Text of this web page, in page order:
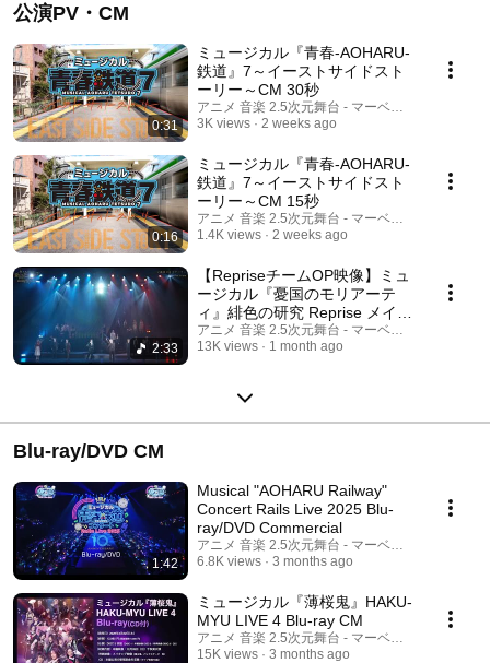
公演PV・CM
0:31
ミュージカル『青春-AOHARU-
鉄道』7～イーストサイドスト
ーリー～CM 30秒
アニメ 音楽 2.5次元舞台 - マーベラス公式チャン
3K views
2 weeks ago
0:16
ミュージカル『青春-AOHARU-
鉄道』7～イーストサイドスト
ーリー～CM 15秒
アニメ 音楽 2.5次元舞台 - マーベラス公式チャン
1.4K views
2 weeks ago
2:33
【RepriseチームOP映像】ミュ
ージカル『憂国のモリアーテ
ィ』緋色の研究 Reprise メイン
テーマ
アニメ 音楽 2.5次元舞台 - マーベラス公式チャン
13K views
1 month ago
Blu-ray/DVD CM
1:42
Musical "AOHARU Railway"
Concert Rails Live 2025 Blu-
ray/DVD Commercial
アニメ 音楽 2.5次元舞台 - マーベラス公式チャン
6.8K views
3 months ago
ミュージカル『薄桜鬼』HAKU-
MYU LIVE 4 Blu-ray CM
アニメ 音楽 2.5次元舞台 - マーベラス公式チャン
15K views
3 months ago